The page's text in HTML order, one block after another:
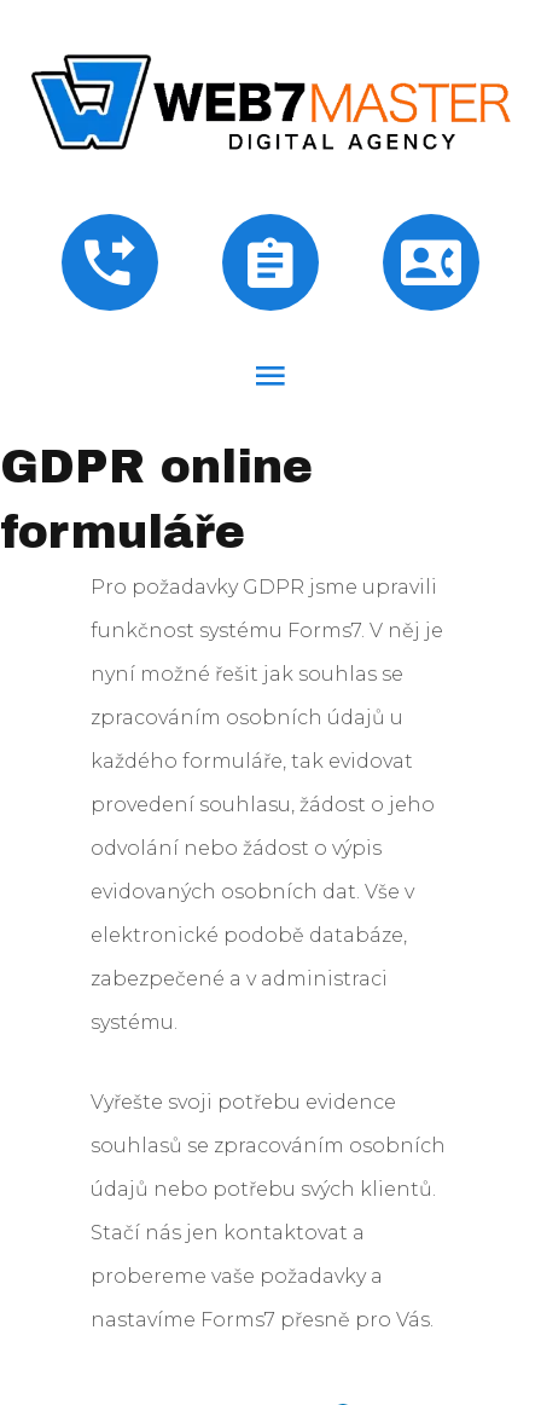
GDPR online
formuláře
Pro požadavky GDPR jsme upravili
funkčnost systému Forms7. V něj je
nyní možné řešit jak souhlas se
zpracováním osobních údajů u
každého formuláře, tak evidovat
provedení souhlasu, žádost o jeho
odvolání nebo žádost o výpis
evidovaných osobních dat. Vše v
elektronické podobě databáze,
zabezpečené a v administraci
systému.
Vyřešte svoji potřebu evidence
souhlasů se zpracováním osobních
údajů nebo potřebu svých klientů.
Stačí nás jen kontaktovat a
probereme vaše požadavky a
nastavíme Forms7 přesně pro Vás.